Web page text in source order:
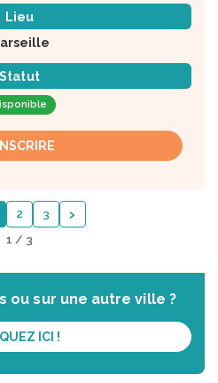
Lieu
Statut
2 3 ›
1 / 3
ou sur une autre ville ?
ICI !